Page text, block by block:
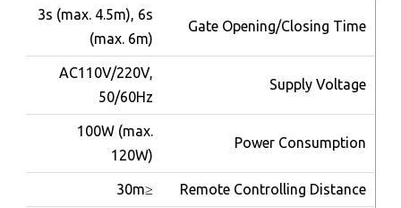
Gate Opening/Closing Time
3s (max. 4.5m), 6s
(max. 6m)
Supply Voltage
AC110V/220V,
50/60Hz
Power Consumption
100W (max.
120W)
Remote Controlling Distance
≤30m